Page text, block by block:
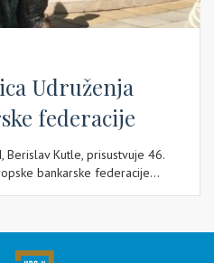
Udruženja
federacije
Berislav Kutle, prisustvuje 46.
bankarske federacije...